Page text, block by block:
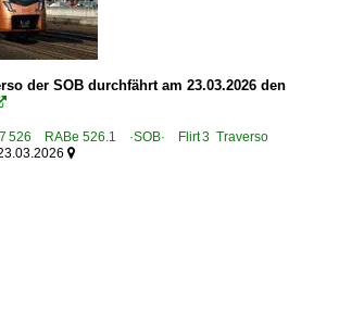
der SOB durchfährt am 23.03.2026 den
7 526 RABe 526.1 ·SOB· Flirt⁠ 3 Traverso
